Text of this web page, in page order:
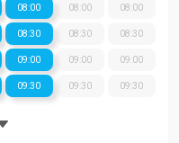
08:00
08:30
09:00
09:30
08:00
08:30
09:00
09:30
08:00
08:30
09:00
09:30